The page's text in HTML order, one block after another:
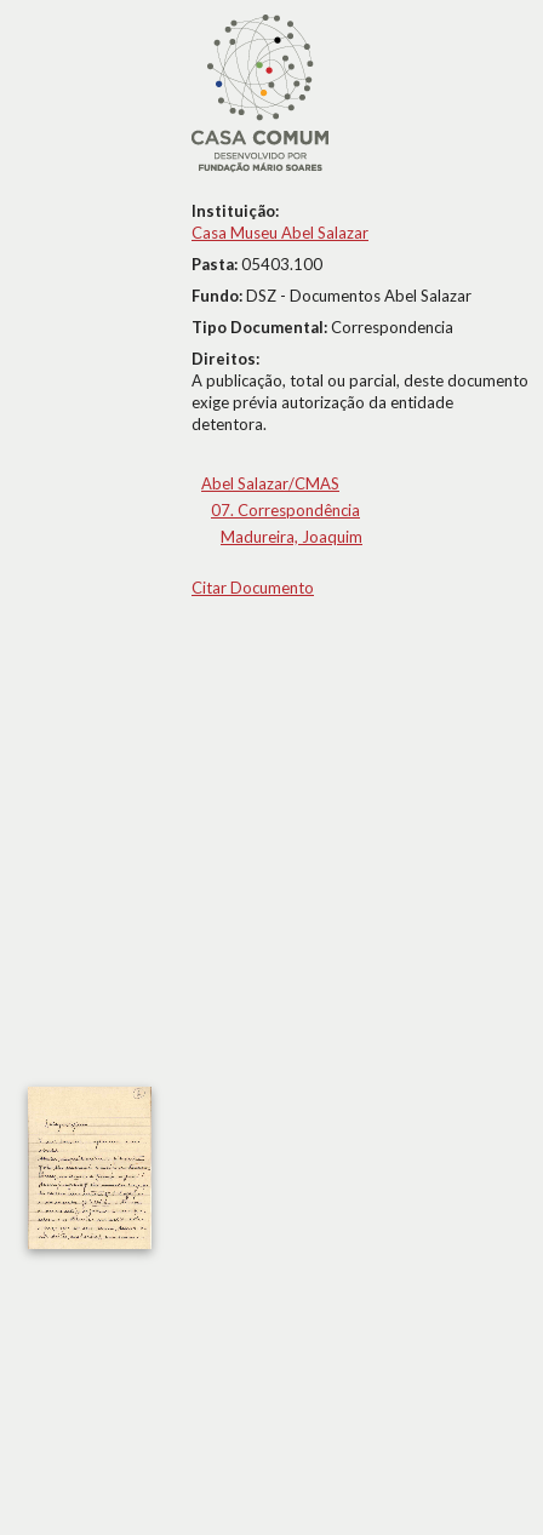
Instituição:
Casa Museu Abel Salazar
Pasta:05403.100
Fundo:DSZ - Documentos Abel Salazar
Tipo Documental:Correspondencia
Direitos:
A publicação, total ou parcial, deste documento
exige prévia autorização da entidade
detentora.
Abel Salazar/CMAS
07. Correspondência
Madureira, Joaquim
Citar Documento